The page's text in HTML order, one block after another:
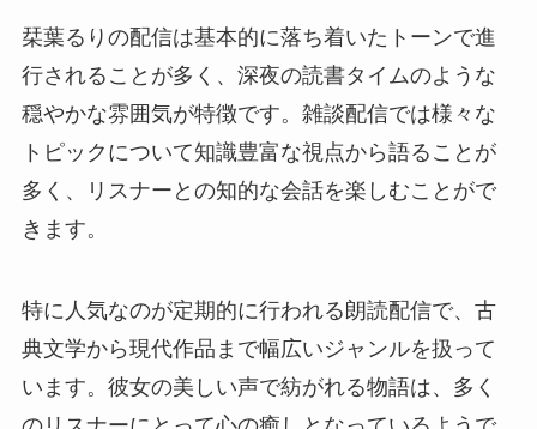
栞葉るりの配信は基本的に落ち着いたトーンで進
行されることが多く、深夜の読書タイムのような
穏やかな雰囲気が特徴です。雑談配信では様々な
トピックについて知識豊富な視点から語ることが
多く、リスナーとの知的な会話を楽しむことがで
きます。
特に人気なのが定期的に行われる朗読配信で、古
典文学から現代作品まで幅広いジャンルを扱って
います。彼女の美しい声で紡がれる物語は、多く